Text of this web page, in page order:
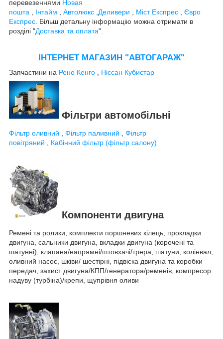
перевезеннями Новая
пошта
Інтайм Автолюкс Деливери Міст Експрес
Євро
Експрес . Більш детальну інформацію можна отримати в
розділі "Доставка та оплата".
ІНТЕРНЕТ МАГАЗИН "АВТОГАРАЖ"
Запчастини на Рено Кенго , Ніссан Кубистар
Фільтри автомобільні
Фільтр оливний Фільтр паливний
Фільтр
повітряний
Кабінний фільтр (фільтр салону)
Компоненти двигуна
Ремені та ролики, комплекти поршневих кілець, прокладки
двигуна, сальники двигуна, вкладки двигуна (корочені та
шатунні), клапана/напрямні/штовхачі/трера, шатуни, колінвал,
оливний насос, шківи/ шестірні, підвіска двигуна та коробки
передач, захист двигуна/КПП/генератора/ременів, компресор
надуву (турбіна)/крепи, щупрівня оливи